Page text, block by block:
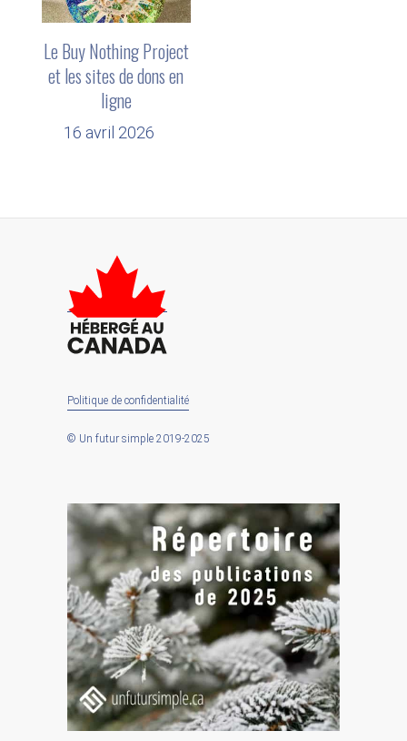
Le Buy Nothing Project
et les sites de dons en
ligne
16 avril 2026
Politique de confidentialité
© Un futur simple 2019-2025